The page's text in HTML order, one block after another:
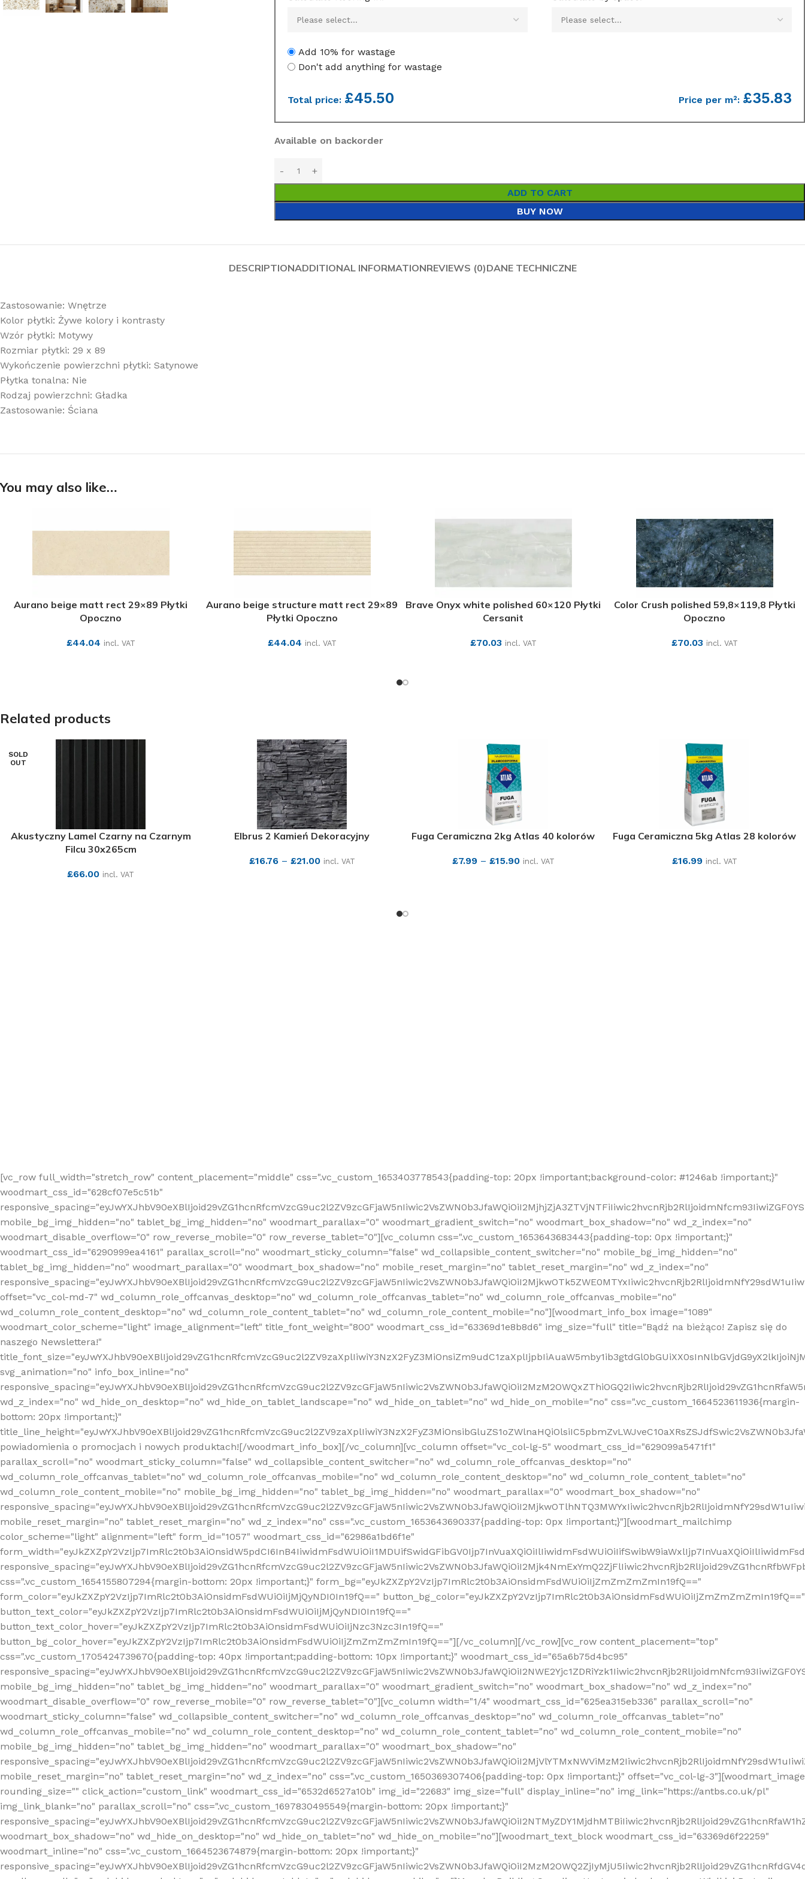
Add 10% for wastage
Don't add anything for wastage
Total price: £45.50 Price per m²: £35.83
Available on backorder
ADD TO CART
BUY NOW
DESCRIPTIONADDITIONAL INFORMATIONREVIEWS (0)DANE TECHNICZNE
Zastosowanie: Wnętrze
Kolor płytki: Żywe kolory i kontrasty
Wzór płytki: Motywy
Rozmiar płytki: 29 x 89
Wykończenie powierzchni płytki: Satynowe
Płytka tonalna: Nie
Rodzaj powierzchni: Gładka
Zastosowanie: Ściana
You may also like…
Aurano beige matt rect 29×89 Płytki
Opoczno
£44.04 incl. VAT
Aurano beige structure matt rect 29×89
Płytki Opoczno
£44.04 incl. VAT
Brave Onyx white polished 60×120 Płytki
Cersanit
£70.03 incl. VAT
Color Crush polished 59,8×119,8 Płytki
Opoczno
£70.03 incl. VAT
Related products
SOLD
OUT
Akustyczny Lamel Czarny na Czarnym
Filcu 30x265cm
£66.00 incl. VAT
Elbrus 2 Kamień Dekoracyjny
£16.76– £21.00 incl. VAT
Fuga Ceramiczna 2kg Atlas 40 kolorów
£7.99– £15.90 incl. VAT
Fuga Ceramiczna 5kg Atlas 28 kolorów
£16.99 incl. VAT
[vc_row full_width="stretch_row" content_placement="middle" css=".vc_custom_1653403778543{padding-top: 20px !important;background-color: #1246ab !important;}"
woodmart_css_id="628cf07e5c51b"
mobile_bg_img_hidden="no" tablet_bg_img_hidden="no" woodmart_parallax="0" woodmart_gradient_switch="no" woodmart_box_shadow="no" wd_z_index="no"
woodmart_disable_overflow="0" row_reverse_mobile="0" row_reverse_tablet="0"][vc_column css=".vc_custom_1653643683443{padding-top: 0px !important;}"
woodmart_css_id="6290999ea4161" parallax_scroll="no" woodmart_sticky_column="false" wd_collapsible_content_switcher="no" mobile_bg_img_hidden="no"
tablet_bg_img_hidden="no" woodmart_parallax="0" woodmart_box_shadow="no" mobile_reset_margin="no" tablet_reset_margin="no" wd_z_index="no"
offset="vc_col-md-7" wd_column_role_offcanvas_desktop="no" wd_column_role_offcanvas_tablet="no" wd_column_role_offcanvas_mobile="no"
wd_column_role_content_desktop="no" wd_column_role_content_tablet="no" wd_column_role_content_mobile="no"][woodmart_info_box image="1089"
woodmart_color_scheme="light" image_alignment="left" title_font_weight="800" woodmart_css_id="63369d1e8b8d6" img_size="full" title="Bądź na bieżąco! Zapisz się do
naszego Newslettera!"
svg_animation="no" info_box_inline="no"
wd_z_index="no" wd_hide_on_desktop="no" wd_hide_on_tablet_landscape="no" wd_hide_on_tablet="no" wd_hide_on_mobile="no" css=".vc_custom_1664523611936{margin-
bottom: 20px !important;}"
powiadomienia o promocjach i nowych produktach![/woodmart_info_box][/vc_column][vc_column offset="vc_col-lg-5" woodmart_css_id="629099a5471f1"
parallax_scroll="no" woodmart_sticky_column="false" wd_collapsible_content_switcher="no" wd_column_role_offcanvas_desktop="no"
wd_column_role_offcanvas_tablet="no" wd_column_role_offcanvas_mobile="no" wd_column_role_content_desktop="no" wd_column_role_content_tablet="no"
wd_column_role_content_mobile="no" mobile_bg_img_hidden="no" tablet_bg_img_hidden="no" woodmart_parallax="0" woodmart_box_shadow="no"
mobile_reset_margin="no" tablet_reset_margin="no" wd_z_index="no" css=".vc_custom_1653643690337{padding-top: 0px !important;}"][woodmart_mailchimp
color_scheme="light" alignment="left" form_id="1057" woodmart_css_id="62986a1bd6f1e"
css=".vc_custom_1654155807294{margin-bottom: 20px !important;}" form_bg="eyJkZXZpY2VzIjp7ImRlc2t0b3AiOnsidmFsdWUiOiIjZmZmZmZmIn19fQ=="
form_color="eyJkZXZpY2VzIjp7ImRlc2t0b3AiOnsidmFsdWUiOiIjMjQyNDI0In19fQ==" button_bg_color="eyJkZXZpY2VzIjp7ImRlc2t0b3AiOnsidmFsdWUiOiIjZmZmZmZmIn19fQ=="
button_text_color="eyJkZXZpY2VzIjp7ImRlc2t0b3AiOnsidmFsdWUiOiIjMjQyNDI0In19fQ=="
button_text_color_hover="eyJkZXZpY2VzIjp7ImRlc2t0b3AiOnsidmFsdWUiOiIjNzc3Nzc3In19fQ=="
button_bg_color_hover="eyJkZXZpY2VzIjp7ImRlc2t0b3AiOnsidmFsdWUiOiIjZmZmZmZmIn19fQ=="][/vc_column][/vc_row][vc_row content_placement="top"
css=".vc_custom_1705424739670{padding-top: 40px !important;padding-bottom: 10px !important;}" woodmart_css_id="65a6b75d4bc95"
mobile_bg_img_hidden="no" tablet_bg_img_hidden="no" woodmart_parallax="0" woodmart_gradient_switch="no" woodmart_box_shadow="no" wd_z_index="no"
woodmart_disable_overflow="0" row_reverse_mobile="0" row_reverse_tablet="0"][vc_column width="1/4" woodmart_css_id="625ea315eb336" parallax_scroll="no"
woodmart_sticky_column="false" wd_collapsible_content_switcher="no" wd_column_role_offcanvas_desktop="no" wd_column_role_offcanvas_tablet="no"
wd_column_role_offcanvas_mobile="no" wd_column_role_content_desktop="no" wd_column_role_content_tablet="no" wd_column_role_content_mobile="no"
mobile_bg_img_hidden="no" tablet_bg_img_hidden="no" woodmart_parallax="0" woodmart_box_shadow="no"
mobile_reset_margin="no" tablet_reset_margin="no" wd_z_index="no" css=".vc_custom_1650369307406{padding-top: 0px !important;}" offset="vc_col-lg-3"][woodmart_image
rounding_size="" click_action="custom_link" woodmart_css_id="6532d6527a10b" img_id="22683" img_size="full" display_inline="no" img_link="https://antbs.co.uk/pl"
img_link_blank="no" parallax_scroll="no" css=".vc_custom_1697830495549{margin-bottom: 20px !important;}"
woodmart_box_shadow="no" wd_hide_on_desktop="no" wd_hide_on_tablet="no" wd_hide_on_mobile="no"][woodmart_text_block woodmart_css_id="63369d6f22259"
woodmart_inline="no" css=".vc_custom_1664523674879{margin-bottom: 20px !important;}"